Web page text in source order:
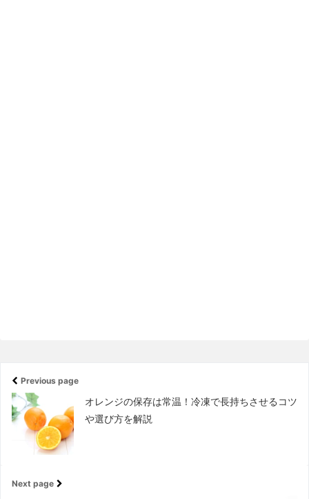
Previous page
オレンジの保存は常温！冷凍で長持ちさせるコツ
や選び方を解説
Next page